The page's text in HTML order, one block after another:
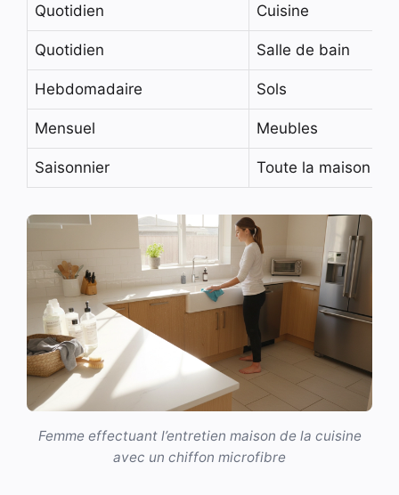
Quotidien Cuisine
Quotidien Salle de bain
Hebdomadaire Sols
Mensuel Meubles
Saisonnier Toute la maison
Femme effectuant l’entretien maison de la cuisine
avec un chiffon microfibre